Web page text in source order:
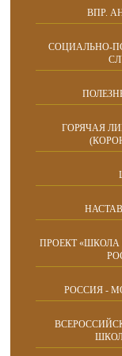
ВПР.
СОЦИАЛЬНО-
ГОРЯЧАЯ
ПРОЕКТ
РОССИЯ -